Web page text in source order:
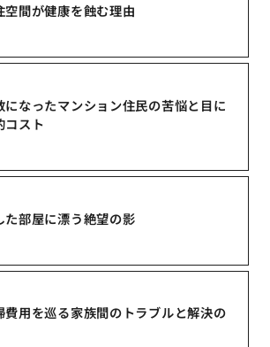
間が健康を蝕む理由
になったマンション住民の苦悩と目に
コスト
た部屋に漂う絶望の影
費用を巡る家族間のトラブルと解決の